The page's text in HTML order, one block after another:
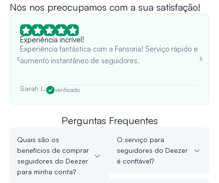
Nós nos preocupamos com a sua satisfação!
Experiência incrível!
Experiência fantástica com a Fansoria! Serviço rápido e
aumento instantâneo de seguidores.
Sarah L. verificado
Perguntas Frequentes
Quais são os
benefícios de comprar
seguidores do Deezer
para minha conta?
O serviço para
seguidores do Deezer
é confiável?